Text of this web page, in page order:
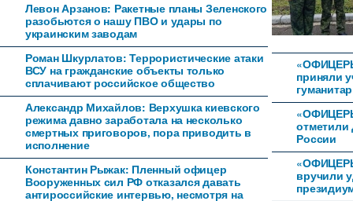
Левон Арзанов: Ракетные планы Зеленского
разобьются о нашу ПВО и удары по
украинским заводам
Роман Шкурлатов: Террористические атаки
ВСУ на гражданские объекты только
сплачивают российское общество
Александр Михайлов: Верхушка киевского
режима давно заработала на несколько
смертных приговоров, пора приводить в
исполнение
Константин Рыжак: Пленный офицер
Вооруженных сил РФ отказался давать
антироссийские интервью, несмотря на
приняли
отметили
России
вручили